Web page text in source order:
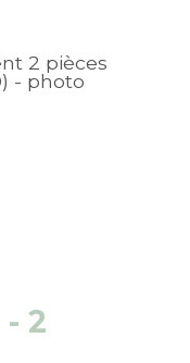
- 2